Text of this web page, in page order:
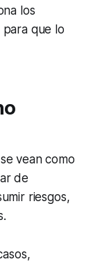
los
que lo
vean como
de
riesgos,